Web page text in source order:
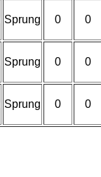
Sprung 0 0
Sprung 0 0
Sprung 0 0